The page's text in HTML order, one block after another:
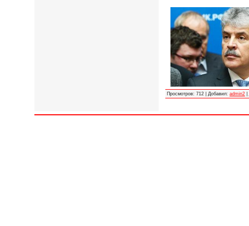
Просмотров: 712 Добавил: admin2